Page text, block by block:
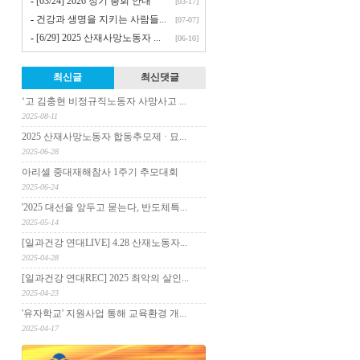
- 건강과 생명을 지키는 사람들... [07-07]
- [6/29] 2025 산재사망노동자 ... [06-10]
최신글 최신댓글
‘고 김충현 비정규직노동자 사망사고 ...
2025-08-11
2025 산재사망노동자 합동추모제 · 묘...
2025-06-28
아리셀 중대재해참사 1주기 추모대회
2025-06-24
'2025 대선을 앞두고 묻는다, 반도체특...
2025-05-14
[일과건강 연대LIVE] 4.28 산재노동자...
2025-04-28
[일과건강 연대REC] 2025 최악의 살인...
2025-04-23
'유자학교' 지원사업 통해 교육환경 개...
2025-04-17